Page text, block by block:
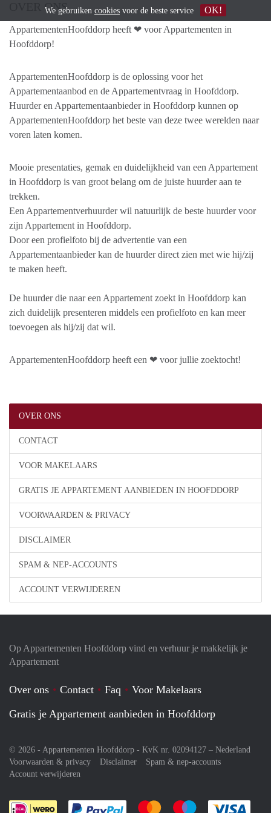
OVER ONS
CONTACT
VOOR MAKELAARS
GRATIS JE APPARTEMENT AANBIEDEN IN HOOFDDORP
VOORWAARDEN & PRIVACY
DISCLAIMER
SPAM & NEP-ACCOUNTS
ACCOUNT VERWIJDEREN
OVER ONS
AppartementenHoofddorp heeft ❤ voor Appartementen in
Hoofddorp!
AppartementenHoofddorp is de oplossing voor het
Appartementaanbod en de Appartementvraag in Hoofddorp.
Huurder en Appartementaanbieder in Hoofddorp kunnen op
AppartementenHoofddorp het beste van deze twee werelden naar
voren laten komen.
Mooie presentaties, gemak en duidelijkheid van een Appartement
in Hoofddorp is van groot belang om de juiste huurder aan te
trekken.
Een Appartementverhuurder wil natuurlijk de beste huurder voor
zijn Appartement in Hoofddorp.
Door een profielfoto bij de advertentie van een
Appartementaanbieder kan de huurder direct zien met wie hij/zij
te maken heeft.
De huurder die naar een Appartement zoekt in Hoofddorp kan
zich duidelijk presenteren middels een profielfoto en kan meer
toevoegen als hij/zij dat wil.
AppartementenHoofddorp heeft een ❤ voor jullie zoektocht!
Op Appartementen Hoofddorp vind en verhuur je makkelijk je
Appartement
Over ons Contact Faq
Voor Makelaars
Gratis je Appartement aanbieden in Hoofddorp
© 2026 - Appartementen Hoofddorp - KvK nr. 02094127 – Nederland
Voorwaarden & privacy
Disclaimer
Spam & nep-accounts
Account verwijderen
Je rekent gemakkelijk af met Paypal
Je rekent gemakkelijk af met
Je rekent
We gebruiken cookies voor de beste service OK!